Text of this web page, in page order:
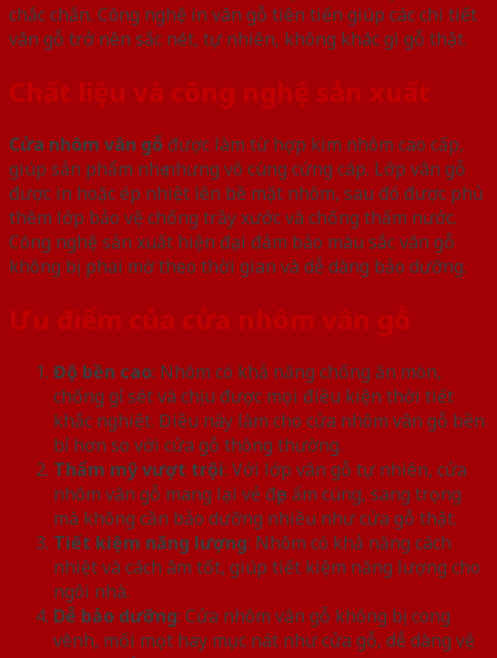
chắc chắn. Công nghệ in vân gỗ tiên tiến giúp các chi tiết
vân gỗ trở nên sắc nét, tự nhiên, không khác gì gỗ thật.
Chất liệu và công nghệ sản xuất
Cửa nhôm vân gỗ được làm từ hợp kim nhôm cao cấp,
giúp sản phẩm nhẹ nhưng vô cùng cứng cáp. Lớp vân gỗ
được in hoặc ép nhiệt lên bề mặt nhôm, sau đó được phủ
thêm lớp bảo vệ chống trầy xước và chống thấm nước.
Công nghệ sản xuất hiện đại đảm bảo màu sắc vân gỗ
không bị phai mờ theo thời gian và dễ dàng bảo dưỡng.
Ưu điểm của cửa nhôm vân gỗ
Độ bền cao: Nhôm có khả năng chống ăn mòn,
chống gỉ sét và chịu được mọi điều kiện thời tiết
khắc nghiệt. Điều này làm cho cửa nhôm vân gỗ bền
bỉ hơn so với cửa gỗ thông thường.
Thẩm mỹ vượt trội: Với lớp vân gỗ tự nhiên, cửa
nhôm vân gỗ mang lại vẻ đẹp ấm cúng, sang trọng
mà không cần bảo dưỡng nhiều như cửa gỗ thật.
Tiết kiệm năng lượng: Nhôm có khả năng cách
nhiệt và cách âm tốt, giúp tiết kiệm năng lượng cho
ngôi nhà.
Dễ bảo dưỡng: Cửa nhôm vân gỗ không bị cong
vênh, mối mọt hay mục nát như cửa gỗ, dễ dàng vệ